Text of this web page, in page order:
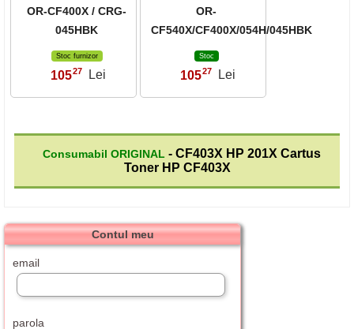
OR-CF400X / CRG-
045HBK
Stoc furnizor
10527 Lei
OR-
CF540X/CF400X/054H/045HBK
Stoc
10527 Lei
Consumabil ORIGINAL - CF403X HP 201X Cartus
Toner HP CF403X
Contul meu
email
parola